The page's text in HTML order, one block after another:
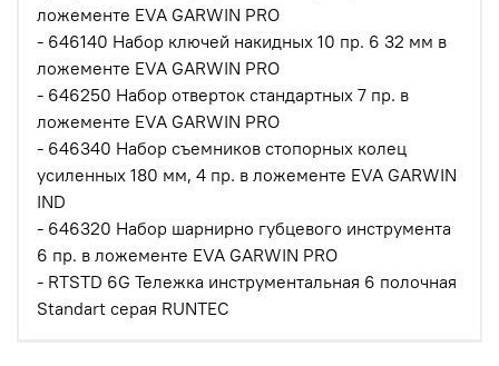
ложементе EVA GARWIN PRO
- 646140 Набор ключей накидных 10 пр. 6 32 мм в
ложементе EVA GARWIN PRO
- 646250 Набор отверток стандартных 7 пр. в
ложементе EVA GARWIN PRO
- 646340 Набор съемников стопорных колец
усиленных 180 мм, 4 пр. в ложементе EVA GARWIN
IND
- 646320 Набор шарнирно губцевого инструмента
6 пр. в ложементе EVA GARWIN PRO
- RTSTD 6G Тележка инструментальная 6 полочная
Standart серая RUNTEC